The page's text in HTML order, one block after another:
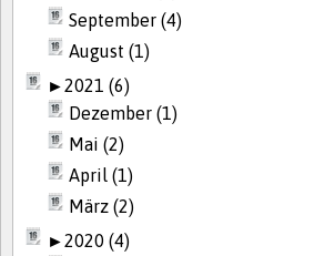
September (4)
August (1)
►2021 (6)
Dezember (1)
Mai (2)
April (1)
März (2)
►2020 (4)